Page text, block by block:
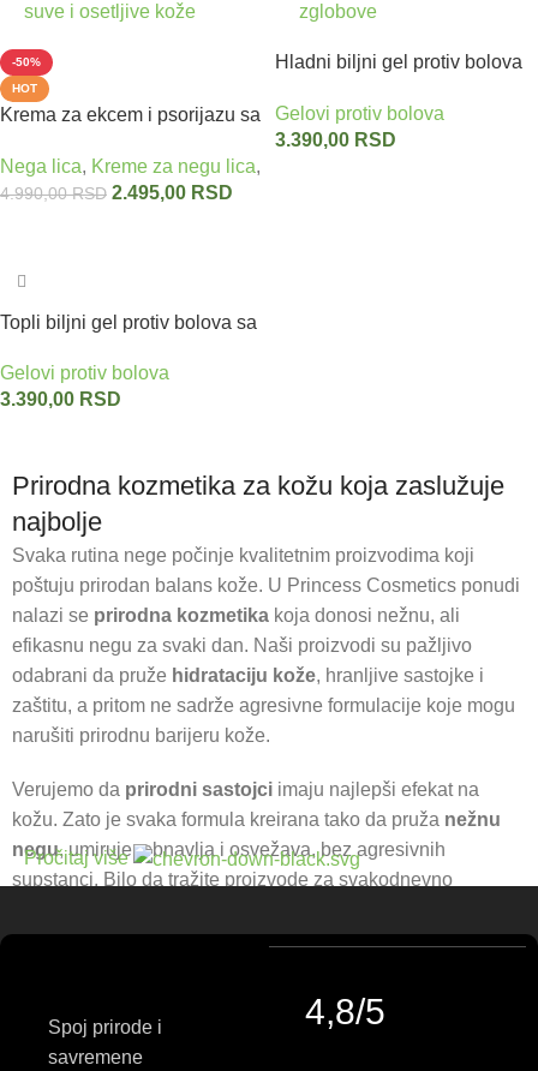
-50%
HOT
Krema za ekcem i psorijazu sa
ORGANIC 75 ml
Nega lica, Kreme za negu lica,
4.990,00RSD 2.495,00 RSD
Hladni biljni gel protiv bolova
Gelovi protiv bolova
3.390,00 RSD
Topli biljni gel protiv bolova sa
Gelovi protiv bolova
3.390,00 RSD
Prirodna kozmetika za kožu koja zaslužuje
najbolje
Svaka rutina nege počinje kvalitetnim proizvodima koji
poštuju prirodan balans kože. U Princess Cosmetics ponudi
nalazi se prirodna kozmetika koja donosi nežnu, ali
efikasnu negu za svaki dan. Naši proizvodi su pažljivo
odabrani da pruže hidrataciju kože, hranljive sastojke i
zaštitu, a pritom ne sadrže agresivne formulacije koje mogu
narušiti prirodnu barijeru kože.
Verujemo da prirodni sastojci imaju najlepši efekat na
kožu. Zato je svaka formula kreirana tako da pruža nežnu
negu, umiruje, obnavlja i osvežava, bez agresivnih
supstanci. Bilo da tražite proizvode za svakodnevno
hidratantne losione, u našoj ponudi pronaći ćetekozmetiku
Princess Cosmetics neguje ideju o lepoti koja dolazi iz
Pročitaj više
Spoj prirode i
savremene
4,8/5